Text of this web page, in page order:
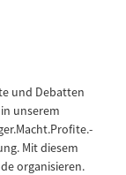
und Debatten
unserem
Mit diesem
organisieren.